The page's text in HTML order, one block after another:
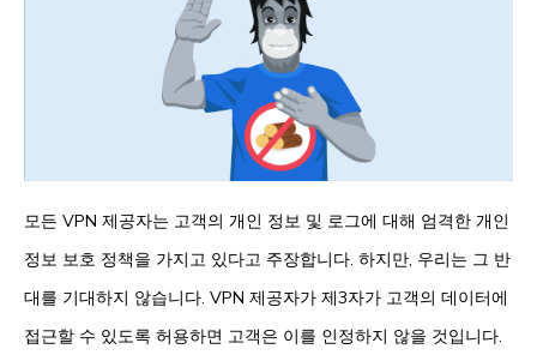
모든 VPN 제공자는 고객의 개인 정보 및 로그에 대해 엄격한 개인
정보 보호 정책을 가지고 있다고 주장합니다. 하지만, 우리는 그 반
대를 기대하지 않습니다. VPN 제공자가 제3자가 고객의 데이터에
접근할 수 있도록 허용하면 고객은 이를 인정하지 않을 것입니다.